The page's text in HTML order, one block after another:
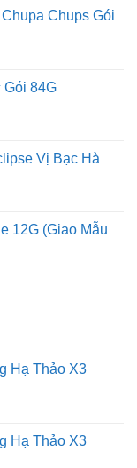
Chups Gói
Gói 84G
Vị Bạc Hà
12G (Giao Mẫu
Hạ Thảo X3
Hạ Thảo X3